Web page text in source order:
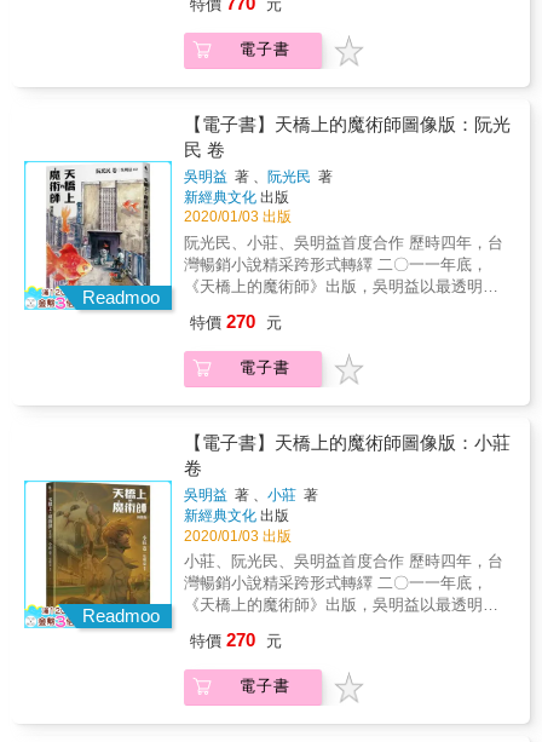
的恐懼」、「來自外太空的邪神」等等，成為
日後恐怖創作的重要靈感來源，散見於東西方
各種電影、小說、遊戲、漫畫。 不管是西方的
均受其影響，有許多以此世界觀創作的精彩作
品。 ★20世紀的洛夫克拉夫特作品，在現代已
經較難符合當代讀者的閱讀習慣。 田邊剛的改
編為讀者帶來了理解洛夫克拉夫特作品的全新
角度。 他以電影手法寫實改編洛夫克拉夫特最
重要長篇代表作，媲美好萊塢億萬製作的紙上
電影。 ★手塚治蟲文化獎、艾斯納獎、安古蘭
國際漫畫節等等， 日美法權威漫畫獎項肯定，
畫！ ★全球獨家燙金書盒，加贈四張原畫精緻
手塚治蟲文化獎決選 ★2018年入圍年美國艾斯
納獎（Eisner Award） ★2018年法國安古蘭國
際漫畫節參展 ★2019年ACBD亞洲最優秀作品
獎（Prix Asie de la Critique ACBD） ★2019年
法國日本博覽會（JAPAN EXPO）達摩裝幀
獎、插畫獎。 ※《瘋狂山脈》（At the
Mountains of Madness） 霍華德‧菲利普斯‧洛
夫克拉夫特的「宇宙恐怖」創作觀的集大成之
作，亦可說是他畢生的心血結晶。 起初洛夫克
拉夫特將這部作品投稿至廉價雜誌《詭麗幻
譚》（Weird Tales），但沒有獲得刊登，直到
1936年才刊登於《驚駭科幻小說》
（Astounding Stories）上。 電影《環太平洋》
的導演吉勒摩‧戴托羅長年來一直希望將這部作
品改編為電影。 2010年一度傳出開拍的消息，
並且由詹姆斯‧卡麥隆擔任製片，但直至本作台
市， 親眼見證舊日支配者創世祕密的人無不陷
入瘋狂&hellip;&hellip; 20世紀最具影響力的古
典恐怖小說體系， 眾多恐怖電影、遊戲、文學
夫特 集「宇宙恐怖」創作觀之大成，創作生涯
代表作──《瘋狂山脈》 日本當代洛夫克拉夫特
作品改編漫畫第一人田邊剛， 以電影語言精彩
轉譯洛夫克拉夫特筆下「無以名狀的恐怖」，
完成奧斯卡金獎導演吉勒摩‧戴托羅的終生想
蘇魯神話的世界。 【本書特色】 ★克蘇魯神話
是在上世紀20年代開始，以洛夫克拉夫特一系
列作品為開端，經由洛夫克拉夫特的友人加以
整理後成為一個重要的恐怖小說創作世界觀。
的恐懼」、「來自外太空的邪神」等等，成為
日後恐怖創作的重要靈感來源，散見於東西方
各種電影、小說、遊戲、漫畫。 不管是西方的
均受其影響，有許多以此世界觀創作的精彩作
品。 ★20世紀的洛夫克拉夫特作品，在現代已
經較難符合當代讀者的閱讀習慣。 田邊剛的改
編為讀者帶來了理解洛夫克拉夫特作品的全新
角度。 他以電影手法寫實改編洛夫克拉夫特最
重要長篇代表作，媲美好萊塢億萬製作的紙上
電影。 ★手塚治蟲文化獎、艾斯納獎、安古蘭
國際漫畫節等等， 日美法權威漫畫獎項肯定，
畫！ ★全球獨家燙金書盒，加贈四張原畫精緻
酷卡。 & 【得獎紀錄】 ★2018年入圍第22屆
手塚治蟲文化獎決選 ★2018年入圍年美國艾斯
納獎（Eisner Award） ★2018年法國安古蘭國
際漫畫節參展 ★2019年ACBD亞洲最優秀作品
特價 元
電子書
Readmoo
【電子書】天橋上的魔術師圖像版：阮光
民 卷
吳明益 著 、阮光民 著
新經典文化 出版
2020/01/03 出版
阮光民、小莊、吳明益首度合作 歷時四年，台
灣暢銷小說精采跨形式轉繹 二〇一一年底，
《天橋上的魔術師》出版，吳明益以最透明的
長的讀者來說，那八棟商場的「存在」是為話
題；而對較年輕的讀者來說，商場的「不存
在」則成為魅力之一。小說出版後隨即風靡書
記得哪些事？〉這篇以漫畫形式「轉譯」為新
的閱讀介面，成品令人驚豔，也開啟了這部小
說「圖像化」的計畫。之後小莊加入，聯手以
一本中翻、一本西翻的圖像小說（graphic
novel）形式，重新詮釋小說中的八篇故事。歷
經長時間考證、詮釋、改編與創作後，終於二
〇二〇年一月與大家見面。 小說原作者吳明益
也深度參與這項計畫。小說家在起點目送漫畫
家們啟程，在過程中守護，在終點迎接漫畫家
們的成果。看到原畫的吳明益被像是自己的作
再一次體會到創作的魅力。 全套《天橋上的魔
術師 圖像版》包括《阮光民 卷》、《小莊
卷》、《別冊》三本。 內容含括： ‧2冊《天橋
特價 270 元
電子書
Readmoo
【電子書】天橋上的魔術師圖像版：小莊
卷
吳明益 著 、小莊 著
新經典文化 出版
2020/01/03 出版
小莊、阮光民、吳明益首度合作 歷時四年，台
灣暢銷小說精采跨形式轉繹 二〇一一年底，
《天橋上的魔術師》出版，吳明益以最透明的
長的讀者來說，那八棟商場的「存在」是為話
題；而對較年輕的讀者來說，商場的「不存
在」則成為魅力之一。小說出版後隨即風靡書
特價 270 元
電子書